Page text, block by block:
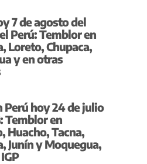
7 de agosto del
Perú: Temblor en
Loreto, Chupaca,
y en otras
Perú hoy 24 de julio
Temblor en
Huacho, Tacna,
Junín y Moquegua,